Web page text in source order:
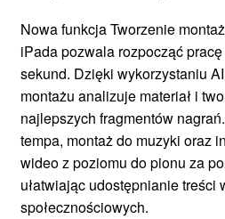
Nowa funkcja Tworzenie
iPada pozwala rozpocząć
sekund. Dzięki wykorzystaniu
montażu analizuje materiał i
najlepszych fragmentów
tempa, montaż do muzyki oraz
wideo z poziomu do pionu za
ułatwiając udostępnianie treści
społecznościowych.